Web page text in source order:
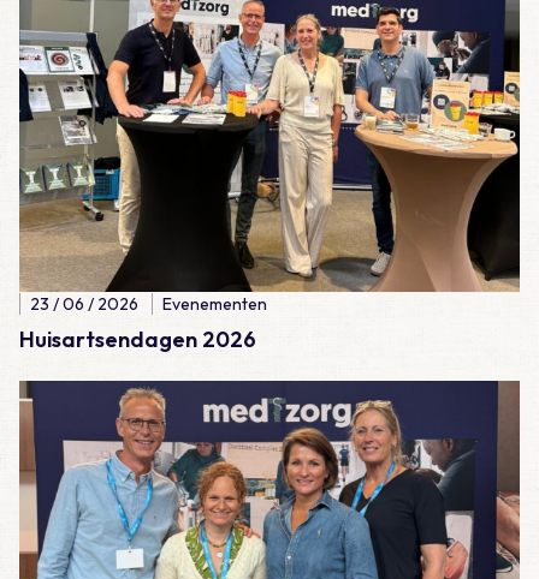
Huisartsendagen 2026
23 / 06 / 2026 Evenementen
Lees meer over Verenso congres 2026